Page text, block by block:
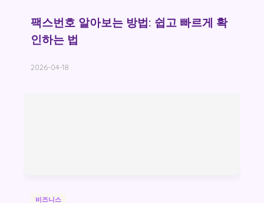
팩스번호 알아보는 방법: 쉽고 빠르게 확
인하는 법
2026-04-18
비즈니스